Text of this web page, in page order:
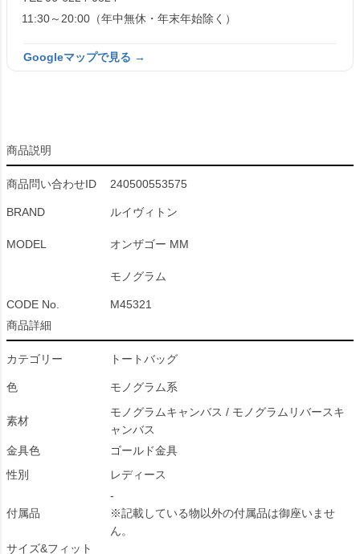
11:30～20:00（年中無休・年末年始除く）
Googleマップで見る →
商品説明
商品問い合わせID 240500553575
BRAND ルイヴィトン
MODEL オンザゴー MM
モノグラム
CODE No.
M45321
商品詳細
カテゴリー トートバッグ
色 モノグラム系
素材
モノグラムキャンバス / モノグラムリバースキ
ャンバス
金具色
ゴールド金具
性別
レディース
付属品
-
※記載している物以外の付属品は御座いませ
ん。
サイズ&フィット